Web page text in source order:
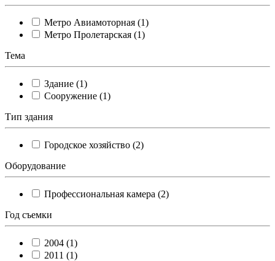
Метро Авиамоторная (1)
Метро Пролетарская (1)
Тема
Здание (1)
Сооружение (1)
Тип здания
Городское хозяйство (2)
Оборудование
Профессиональная камера (2)
Год съемки
2004 (1)
2011 (1)